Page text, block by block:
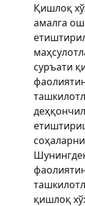
Қишлоқ
амалга
суръати
қишлоқ